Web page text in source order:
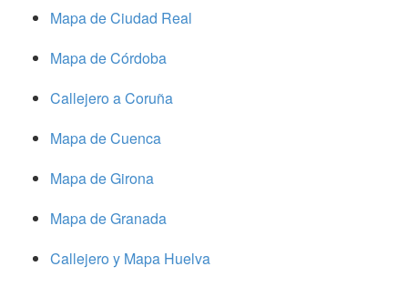
Mapa de Ciudad Real
Mapa de Córdoba
Callejero a Coruña
Mapa de Cuenca
Mapa de Girona
Mapa de Granada
Callejero y Mapa Huelva